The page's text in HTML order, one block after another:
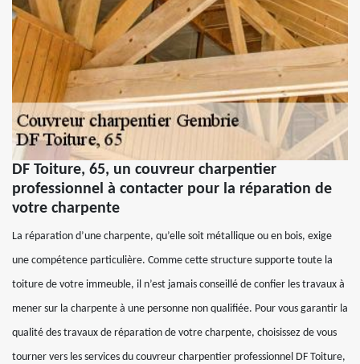
DF Toiture, 65, un couvreur charpentier
professionnel à contacter pour la réparation de
votre charpente
La réparation d’une charpente, qu’elle soit métallique ou en bois, exige
une compétence particulière. Comme cette structure supporte toute la
toiture de votre immeuble, il n’est jamais conseillé de confier les travaux à
mener sur la charpente à une personne non qualifiée. Pour vous garantir la
qualité des travaux de réparation de votre charpente, choisissez de vous
tourner vers les services du couvreur charpentier professionnel DF Toiture,